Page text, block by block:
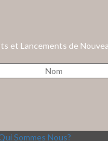
et Lancements de
Sommes Nous?